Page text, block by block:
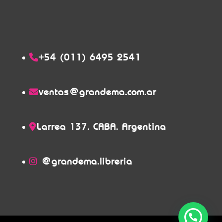
+54 (011) 6495 2541
ventas@grandema.com.ar
Larrea 137. CABA. Argentina
@grandema.libreria